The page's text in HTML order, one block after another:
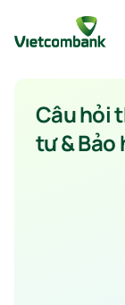
Câu hỏi
tư & Bảo